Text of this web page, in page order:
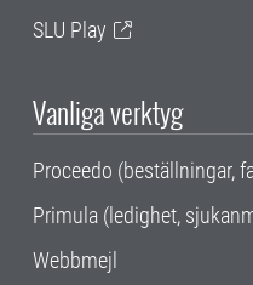
SLU Play
Vanliga verktyg
Proceedo (beställningar,
Primula (ledighet,
Webbmejl